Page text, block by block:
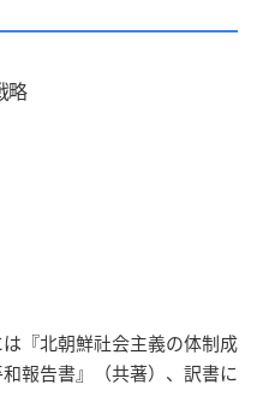
略
『北朝鮮社会主義の体制成
報告書』（共著）、訳書に